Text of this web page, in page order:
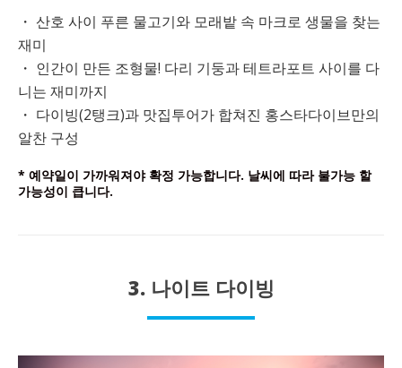
・ 산호 사이 푸른 물고기와 모래밭 속 마크로 생물을 찾는
재미
・ 인간이 만든 조형물! 다리 기둥과 테트라포트 사이를 다
니는 재미까지
・ 다이빙(2탱크)과 맛집투어가 합쳐진 홍스타다이브만의
알찬 구성
* 예약일이 가까워져야 확정 가능합니다. 날씨에 따라 불가능 할
가능성이 큽니다.
3. 나이트 다이빙